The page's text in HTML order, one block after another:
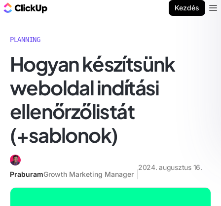
Kezdés
PLANNING
Hogyan készítsünk
weboldal indítási
ellenőrzőlistát
(+sablonok)
PraburamGrowth Marketing Manager
2024. augusztus 16.